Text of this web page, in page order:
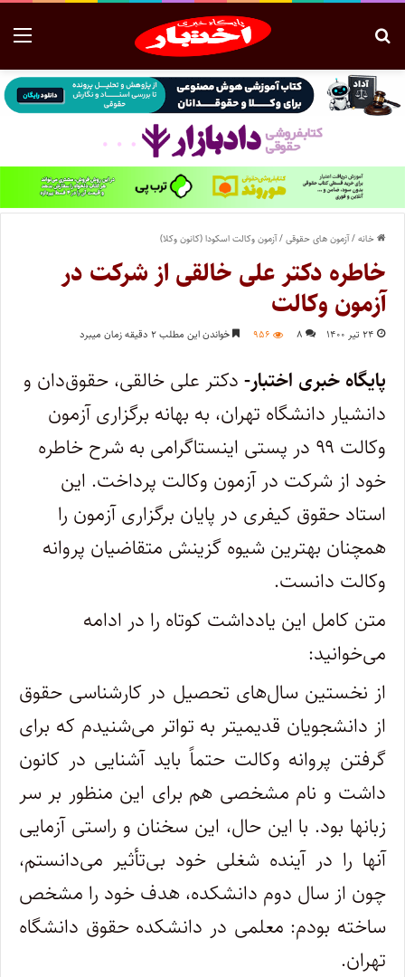
خانه/آزمون های حقوقی/آزمون وکالت اسکودا (کانون وکلا)
خاطره دکتر علی خالقی از شرکت در
آزمون وکالت
۲۴ تیر ۱۴۰۰ ۸ ۹۵۶ خواندن این مطلب ۲ دقیقه زمان میبرد
پایگاه خبری اختبار- دکتر علی خالقی، حقوق‌دان و
دانشیار دانشگاه تهران، به بهانه برگزاری آزمون
وکالت ۹۹ در پستی اینستاگرامی به شرح خاطره
خود از شرکت در آزمون وکالت پرداخت. این
استاد حقوق کیفری در پایان برگزاری آزمون را
همچنان بهترین شیوه گزینش متقاضیان پروانه
وکالت دانست.
متن کامل این یادداشت کوتاه را در ادامه
می‌خوانید:
از نخستین سال‌های تحصیل در کارشناسی حقوق
از دانشجویان قدیمی‎تر به تواتر می‌شنیدم که برای
گرفتن پروانه وکالت حتماً باید آشنایی در کانون
داشت و نام مشخصی هم برای این منظور بر سر
زبانها بود. با این حال، این سخنان و راستی آزمایی
آنها را در آینده شغلی خود بی‌تأثیر می‌دانستم،
چون از سال دوم دانشکده، هدف خود را مشخص
ساخته بودم: معلمی در دانشکده حقوق دانشگاه
تهران.